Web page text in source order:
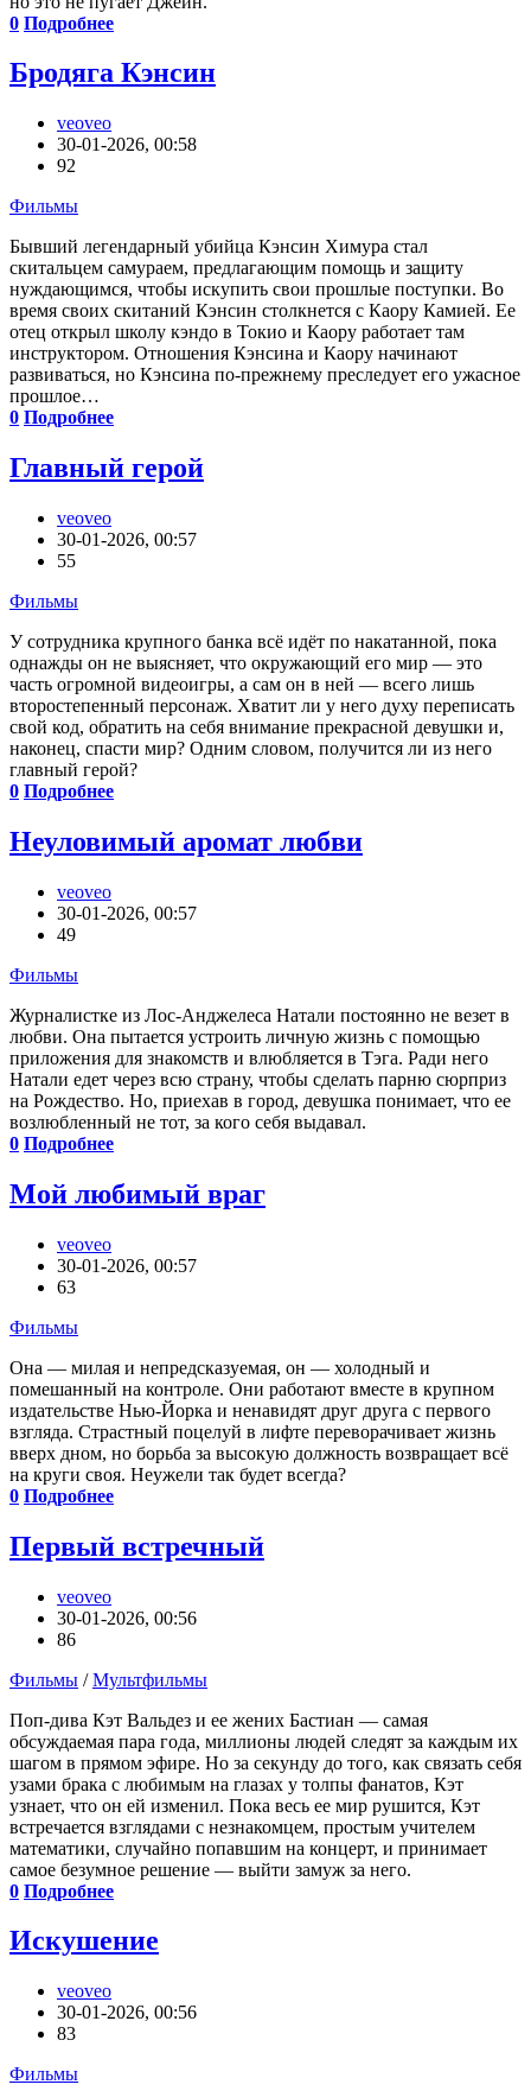
0 Подробнее
Бродяга Кэнсин
veoveo
30-01-2026, 00:58
92
Фильмы
Бывший легендарный убийца Кэнсин Химура стал
скитальцем самураем, предлагающим помощь и защиту
нуждающимся, чтобы искупить свои прошлые поступки. Во
время своих скитаний Кэнсин столкнется с Каору Камией. Ее
отец открыл школу кэндо в Токио и Каору работает там
инструктором. Отношения Кэнсина и Каору начинают
развиваться, но Кэнсина по-прежнему преследует его ужасное
прошлое…
0 Подробнее
Главный герой
veoveo
30-01-2026, 00:57
55
Фильмы
У сотрудника крупного банка всё идёт по накатанной, пока
однажды он не выясняет, что окружающий его мир — это
часть огромной видеоигры, а сам он в ней — всего лишь
второстепенный персонаж. Хватит ли у него духу переписать
свой код, обратить на себя внимание прекрасной девушки и,
наконец, спасти мир? Одним словом, получится ли из него
главный герой?
0 Подробнее
Неуловимый аромат любви
veoveo
30-01-2026, 00:57
49
Фильмы
Журналистке из Лос-Анджелеса Натали постоянно не везет в
любви. Она пытается устроить личную жизнь с помощью
приложения для знакомств и влюбляется в Тэга. Ради него
Натали едет через всю страну, чтобы сделать парню сюрприз
на Рождество. Но, приехав в город, девушка понимает, что ее
возлюбленный не тот, за кого себя выдавал.
0 Подробнее
Мой любимый враг
veoveo
30-01-2026, 00:57
63
Фильмы
Она — милая и непредсказуемая, он — холодный и
помешанный на контроле. Они работают вместе в крупном
издательстве Нью-Йорка и ненавидят друг друга с первого
взгляда. Страстный поцелуй в лифте переворачивает жизнь
вверх дном, но борьба за высокую должность возвращает всё
на круги своя. Неужели так будет всегда?
0 Подробнее
Первый встречный
veoveo
30-01-2026, 00:56
86
Фильмы /Мультфильмы
Поп-дива Кэт Вальдез и ее жених Бастиан — самая
обсуждаемая пара года, миллионы людей следят за каждым их
шагом в прямом эфире. Но за секунду до того, как связать себя
узами брака с любимым на глазах у толпы фанатов, Кэт
узнает, что он ей изменил. Пока весь ее мир рушится, Кэт
встречается взглядами с незнакомцем, простым учителем
математики, случайно попавшим на концерт, и принимает
самое безумное решение — выйти замуж за него.
0 Подробнее
Искушение
veoveo
30-01-2026, 00:56
83
Фильмы